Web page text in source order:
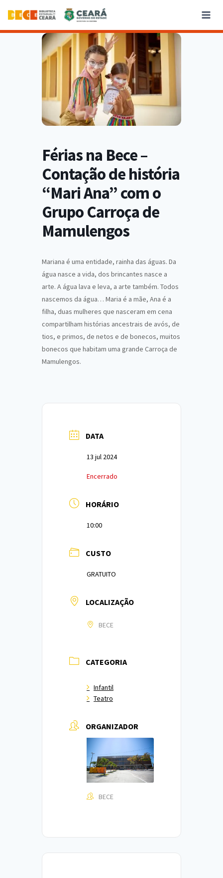
Férias na Bece –
Contação de história
“Mari Ana” com o
Grupo Carroça de
Mamulengos
Mariana é uma entidade, rainha das águas. Da
água nasce a vida, dos brincantes nasce a
arte. A água lava e leva, a arte também. Todos
nascemos da água… Maria é a mãe, Ana é a
filha, duas mulheres que nasceram em cena
compartilham histórias ancestrais de avós, de
tios, e primos, de netos e de bonecos, muitos
bonecos que habitam uma grande Carroça de
Mamulengos.
DATA
13 jul 2024
Encerrado
HORÁRIO
10:00
CUSTO
GRATUITO
LOCALIZAÇÃO
BECE
CATEGORIA
Infantil
Teatro
ORGANIZADOR
BECE